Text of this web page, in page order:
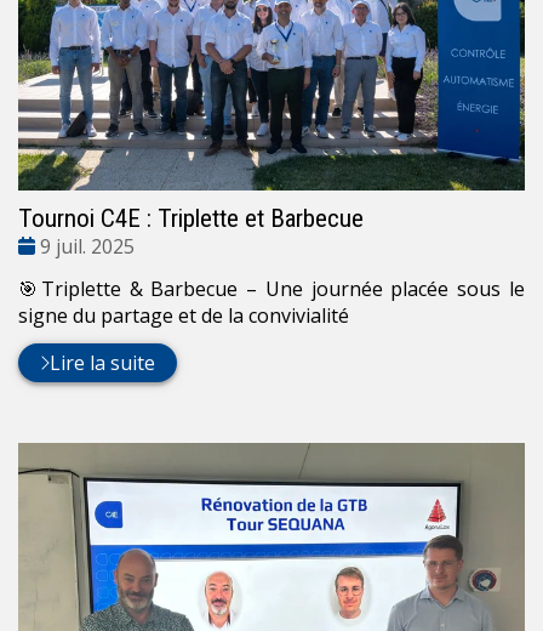
Tournoi C4E : Triplette et Barbecue
Date
9 juil. 2025
🎯Triplette & Barbecue – Une journée placée sous le
signe du partage et de la convivialité
Lire la suite